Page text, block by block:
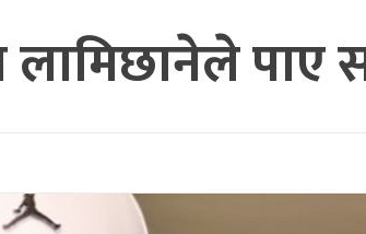
लामिछानेले पाए